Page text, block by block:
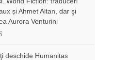
și Ahmet Altan, dar şi
Aurora Venturini
deschide Humanitas